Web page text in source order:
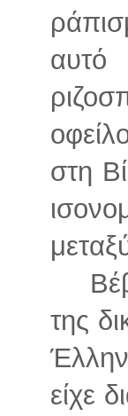
αυτό
στη
της
είχε